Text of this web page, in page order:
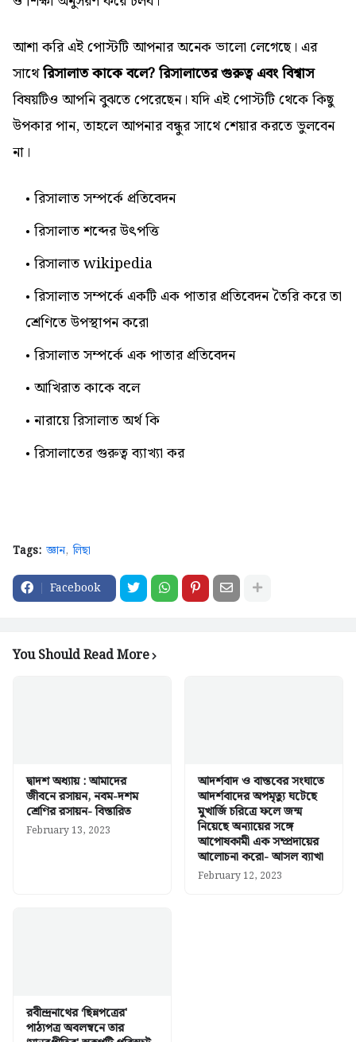
আশা করি এই পোস্টটি আপনার অনেক ভালো লেগেছে। এর
সাথেরিসালাত কাকে বলে? রিসালাতের গুরুত্ব এবং বিশ্বাস
বিষয়টিও আপনি বুঝতে পেরেছেন। যদি এই পোস্টটি থেকে কিছু
উপকার পান, তাহলে আপনার বন্ধুর সাথে শেয়ার করতে ভুলবেন
না।
রিসালাত সম্পর্কে প্রতিবেদন
রিসালাত শব্দের উৎপত্তি
রিসালাত wikipedia
রিসালাত সম্পর্কে একটি এক পাতার প্রতিবেদন তৈরি করে তা
শ্রেণিতে উপস্থাপন করো
রিসালাত সম্পর্কে এক পাতার প্রতিবেদন
আখিরাত কাকে বলে
নারায়ে রিসালাত অর্থ কি
রিসালাতের গুরুত্ব ব্যাখ্যা কর
Tags: জ্ঞান লিছা
Facebook
You Should Read More
দ্বাদশ অধ্যায় : আমাদের
জীবনে রসায়ন, নবম-দশম
শ্রেণির রসায়ন- বিস্তারিত
February 13, 2023
আদর্শবাদ ও বাস্তবের সংঘাতে
আদর্শবাদের অপমৃত্যু ঘটেছে
মুখার্জি চরিত্রে ফলে জন্ম
নিয়েছে অন্যায়ের সঙ্গে
আপোষকামী এক সম্প্রদায়ের
আলোচনা করো- আসল ব্যাখা
February 12, 2023
রবীন্দ্রনাথের ‘ছিন্নপত্রের'
পাঠ্যপত্র অবলম্বনে তার